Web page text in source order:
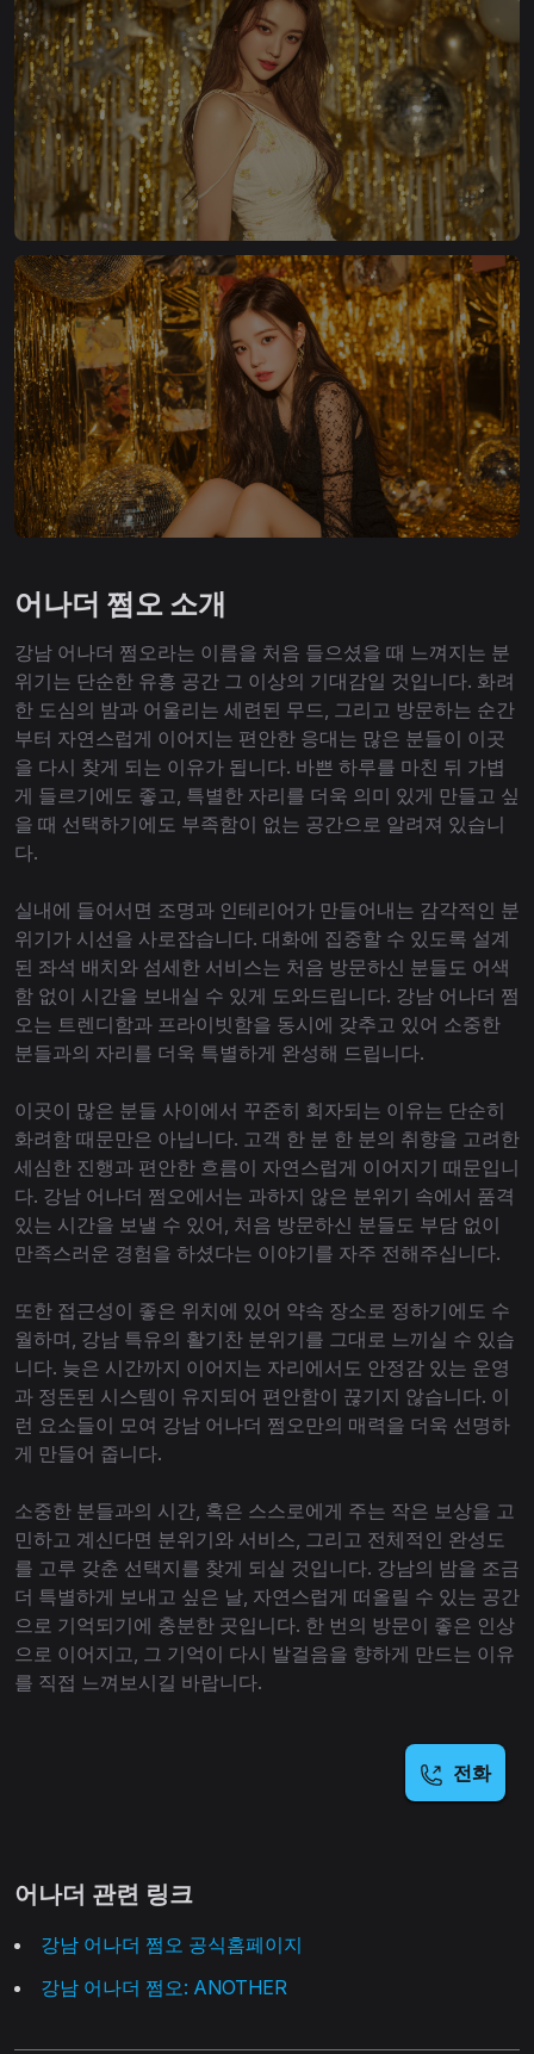
어나더 쩜오 소개
강남 어나더 쩜오라는 이름을 처음 들으셨을 때 느껴지는 분
위기는 단순한 유흥 공간 그 이상의 기대감일 것입니다. 화려
한 도심의 밤과 어울리는 세련된 무드, 그리고 방문하는 순간
부터 자연스럽게 이어지는 편안한 응대는 많은 분들이 이곳
을 다시 찾게 되는 이유가 됩니다. 바쁜 하루를 마친 뒤 가볍
게 들르기에도 좋고, 특별한 자리를 더욱 의미 있게 만들고 싶
을 때 선택하기에도 부족함이 없는 공간으로 알려져 있습니
다.
실내에 들어서면 조명과 인테리어가 만들어내는 감각적인 분
위기가 시선을 사로잡습니다. 대화에 집중할 수 있도록 설계
된 좌석 배치와 섬세한 서비스는 처음 방문하신 분들도 어색
함 없이 시간을 보내실 수 있게 도와드립니다. 강남 어나더 쩜
오는 트렌디함과 프라이빗함을 동시에 갖추고 있어 소중한
분들과의 자리를 더욱 특별하게 완성해 드립니다.
이곳이 많은 분들 사이에서 꾸준히 회자되는 이유는 단순히
화려함 때문만은 아닙니다. 고객 한 분 한 분의 취향을 고려한
세심한 진행과 편안한 흐름이 자연스럽게 이어지기 때문입니
다. 강남 어나더 쩜오에서는 과하지 않은 분위기 속에서 품격
있는 시간을 보낼 수 있어, 처음 방문하신 분들도 부담 없이
만족스러운 경험을 하셨다는 이야기를 자주 전해주십니다.
또한 접근성이 좋은 위치에 있어 약속 장소로 정하기에도 수
월하며, 강남 특유의 활기찬 분위기를 그대로 느끼실 수 있습
니다. 늦은 시간까지 이어지는 자리에서도 안정감 있는 운영
과 정돈된 시스템이 유지되어 편안함이 끊기지 않습니다. 이
런 요소들이 모여 강남 어나더 쩜오만의 매력을 더욱 선명하
게 만들어 줍니다.
소중한 분들과의 시간, 혹은 스스로에게 주는 작은 보상을 고
민하고 계신다면 분위기와 서비스, 그리고 전체적인 완성도
를 고루 갖춘 선택지를 찾게 되실 것입니다. 강남의 밤을 조금
더 특별하게 보내고 싶은 날, 자연스럽게 떠올릴 수 있는 공간
으로 기억되기에 충분한 곳입니다. 한 번의 방문이 좋은 인상
으로 이어지고, 그 기억이 다시 발걸음을 향하게 만드는 이유
를 직접 느껴보시길 바랍니다.
전화
어나더 관련 링크
강남 어나더 쩜오 공식홈페이지
강남 어나더 쩜오: ANOTHER